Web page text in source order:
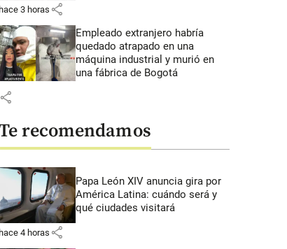
3 horas share
Empleado extranjero habría
quedado atrapado en una
máquina industrial y murió en
una fábrica de Bogotá
share
recomendamos
Papa León XIV anuncia gira por
América Latina: cuándo será y
qué ciudades visitará
4 horas share